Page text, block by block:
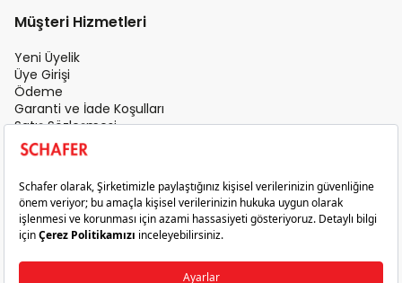
Müşteri Hizmetleri
Yeni Üyelik
Üye Girişi
Ödeme
Garanti ve İade Koşulları
Satış Sözleşmesi
Üyelik Sözleşmesi
İletişim
Teslimat Koşulları
Gizlilik ve Güvenlik
Sık Sorulan Sorular
Satış Sonrası Hizmet